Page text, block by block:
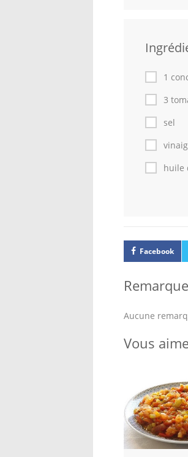
1
3
sel
huile
Facebook
Aucune
Vous